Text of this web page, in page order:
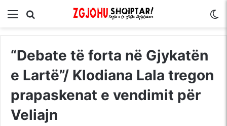
Menu
“Debate të forta në Gjykatën
e Lartë”/ Klodiana Lala tregon
prapaskenat e vendimit për
Veliajn